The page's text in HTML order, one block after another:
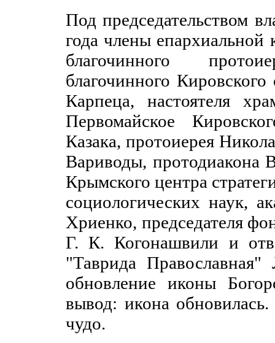
Под председательством
года члены епархиальной
благочинного
благочинного
Карпеца, настоятеля
Первомайское
Казака, протоиерея
Вариводы, протодиакона
Крымского центра
социологических наук,
Хриенко, председателя
Г. К. Когонашвили и
"Таврида
обновление иконы
вывод: икона
чудо.